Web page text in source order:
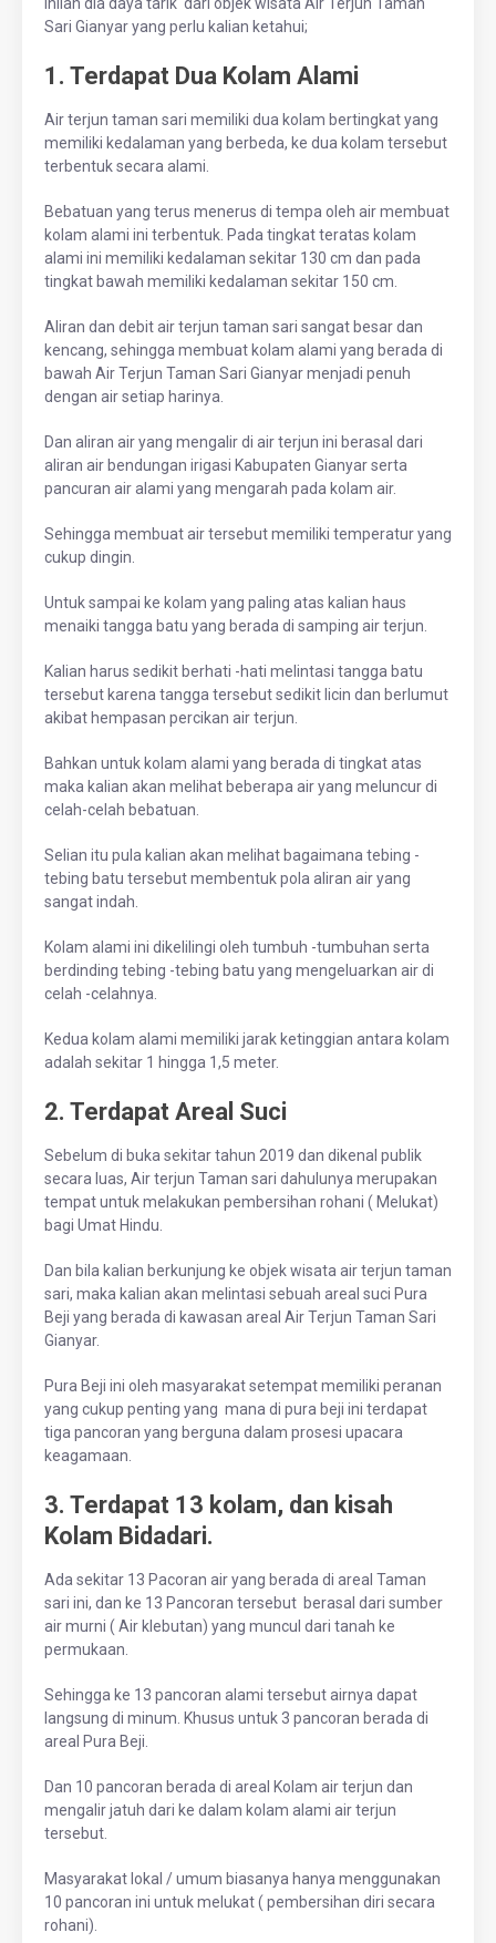
Inilah dia daya tarik dari objek wisata Air Terjun Taman
Sari Gianyar yang perlu kalian ketahui;
1. Terdapat Dua Kolam Alami
Air terjun taman sari memiliki dua kolam bertingkat yang
memiliki kedalaman yang berbeda, ke dua kolam tersebut
terbentuk secara alami.
Bebatuan yang terus menerus di tempa oleh air membuat
kolam alami ini terbentuk. Pada tingkat teratas kolam
alami ini memiliki kedalaman sekitar 130 cm dan pada
tingkat bawah memiliki kedalaman sekitar 150 cm.
Aliran dan debit air terjun taman sari sangat besar dan
kencang, sehingga membuat kolam alami yang berada di
bawah Air Terjun Taman Sari Gianyar menjadi penuh
dengan air setiap harinya.
Dan aliran air yang mengalir di air terjun ini berasal dari
aliran air bendungan irigasi Kabupaten Gianyar serta
pancuran air alami yang mengarah pada kolam air.
Sehingga membuat air tersebut memiliki temperatur yang
cukup dingin.
Untuk sampai ke kolam yang paling atas kalian haus
menaiki tangga batu yang berada di samping air terjun.
Kalian harus sedikit berhati -hati melintasi tangga batu
tersebut karena tangga tersebut sedikit licin dan berlumut
akibat hempasan percikan air terjun.
Bahkan untuk kolam alami yang berada di tingkat atas
maka kalian akan melihat beberapa air yang meluncur di
celah-celah bebatuan.
Selian itu pula kalian akan melihat bagaimana tebing -
tebing batu tersebut membentuk pola aliran air yang
sangat indah.
Kolam alami ini dikelilingi oleh tumbuh -tumbuhan serta
berdinding tebing -tebing batu yang mengeluarkan air di
celah -celahnya.
Kedua kolam alami memiliki jarak ketinggian antara kolam
adalah sekitar 1 hingga 1,5 meter.
2. Terdapat Areal Suci
Sebelum di buka sekitar tahun 2019 dan dikenal publik
secara luas, Air terjun Taman sari dahulunya merupakan
tempat untuk melakukan pembersihan rohani ( Melukat)
bagi Umat Hindu.
Dan bila kalian berkunjung ke objek wisata air terjun taman
sari, maka kalian akan melintasi sebuah areal suci Pura
Beji yang berada di kawasan areal Air Terjun Taman Sari
Gianyar.
Pura Beji ini oleh masyarakat setempat memiliki peranan
yang cukup penting yang mana di pura beji ini terdapat
tiga pancoran yang berguna dalam prosesi upacara
keagamaan.
3. Terdapat 13 kolam, dan kisah
Kolam Bidadari.
Ada sekitar 13 Pacoran air yang berada di areal Taman
sari ini, dan ke 13 Pancoran tersebut berasal dari sumber
air murni ( Air klebutan) yang muncul dari tanah ke
permukaan.
Sehingga ke 13 pancoran alami tersebut airnya dapat
langsung di minum. Khusus untuk 3 pancoran berada di
areal Pura Beji.
Dan 10 pancoran berada di areal Kolam air terjun dan
mengalir jatuh dari ke dalam kolam alami air terjun
tersebut.
Masyarakat lokal / umum biasanya hanya menggunakan
10 pancoran ini untuk melukat ( pembersihan diri secara
rohani).